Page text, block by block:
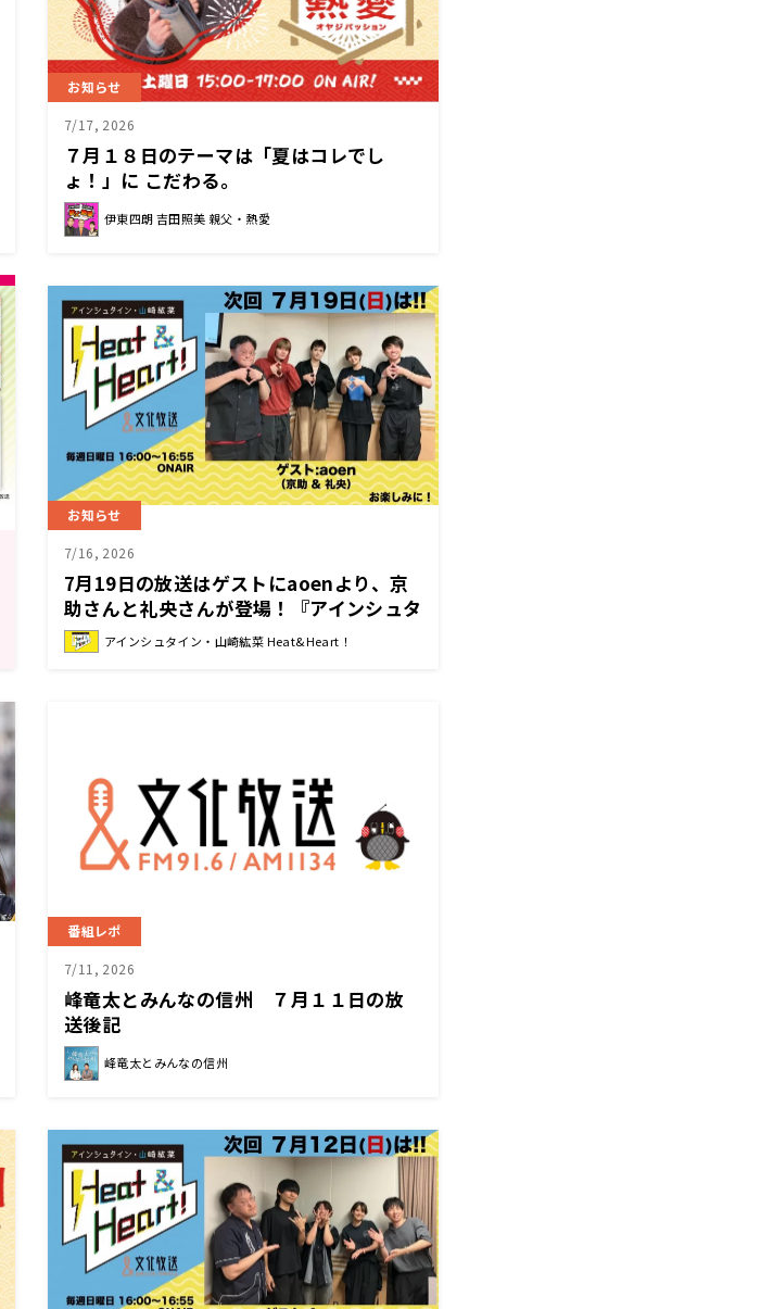
お知らせ
7/17, 2026
７月１８日のテーマは「夏はコレでし
ょ！」に こだわる。
伊東四朗 吉田照美 親父・熱愛
お知らせ
7/16, 2026
7月19日の放送はゲストにaoenより、京
助さんと礼央さんが登場！『アインシュタ
イン・山崎紘菜 Heat&Heart!』
アインシュタイン・山崎紘菜 Heat&Heart！
番組レポ
7/11, 2026
峰竜太とみんなの信州 ７月１１日の放
送後記
峰竜太とみんなの信州